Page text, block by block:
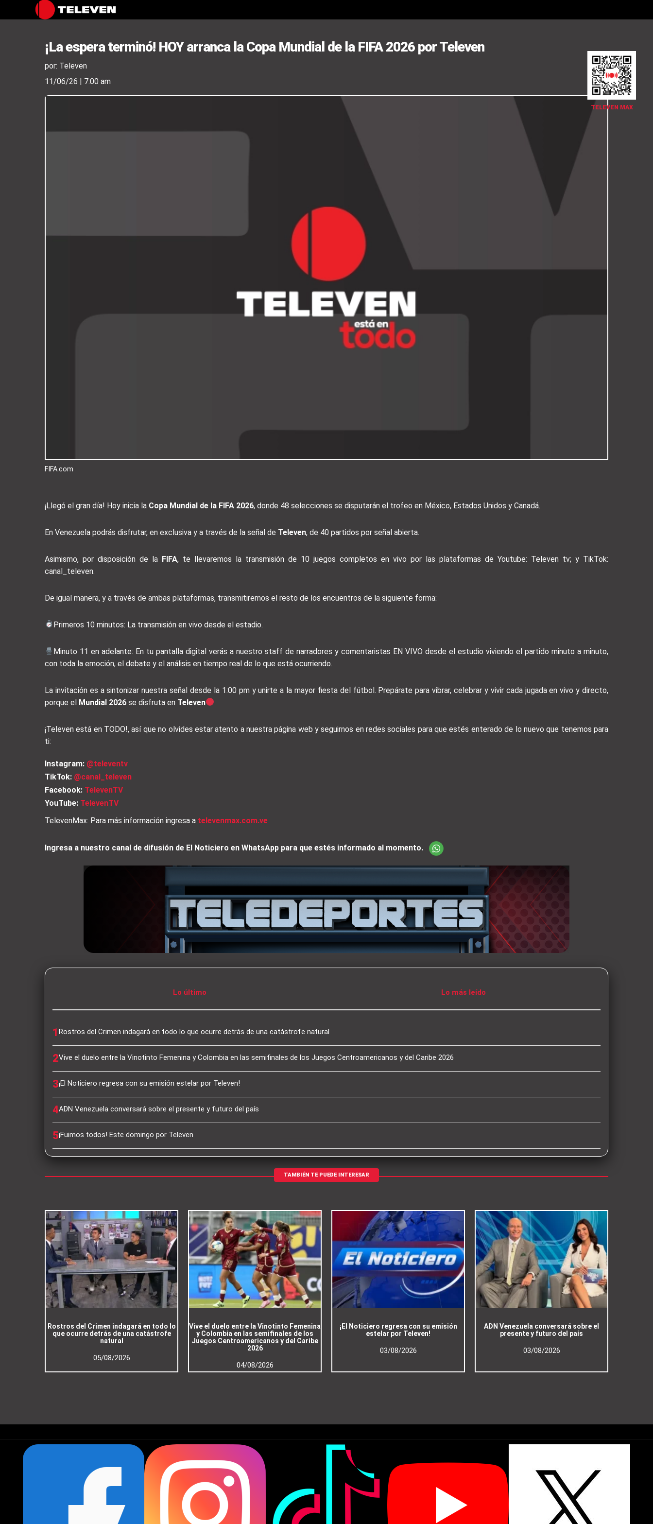
TELEVEN MAX
¡La espera terminó! HOY arranca la Copa Mundial de la FIFA 2026 por Televen
por: Televen
11/06/26 | 7:00 am
FIFA.com
¡Llegó el gran día! Hoy inicia la Copa Mundial de la FIFA 2026, donde 48 selecciones se disputarán el trofeo en México, Estados Unidos y Canadá.
En Venezuela podrás disfrutar, en exclusiva y a través de la señal de Televen, de 40 partidos por señal abierta.
Asimismo, por disposición de la FIFA, te llevaremos la transmisión de 10 juegos completos en vivo por las plataformas de Youtube: Televen tv; y TikTok:
canal_televen.
De igual manera, y a través de ambas plataformas, transmitiremos el resto de los encuentros de la siguiente forma:
Primeros 10 minutos: La transmisión en vivo desde el estadio.
Minuto 11 en adelante: En tu pantalla digital verás a nuestro staff de narradores y comentaristas EN VIVO desde el estudio viviendo el partido minuto a minuto,
con toda la emoción, el debate y el análisis en tiempo real de lo que está ocurriendo.
La invitación es a sintonizar nuestra señal desde la 1:00 pm y unirte a la mayor fiesta del fútbol. Prepárate para vibrar, celebrar y vivir cada jugada en vivo y directo,
porque el Mundial 2026 se disfruta en Televen
¡Televen está en TODO!, así que no olvides estar atento a nuestra página web y seguirnos en redes sociales para que estés enterado de lo nuevo que tenemos para
ti:
Instagram: @televentv
TikTok: @canal_televen
Facebook: TelevenTV
YouTube: TelevenTV
TelevenMax: Para más información ingresa a televenmax.com.ve
Ingresa a nuestro canal de difusión de El Noticiero en WhatsApp para que estés informado al momento.
Lo último Lo más leído
1 Rostros del Crimen indagará en todo lo que ocurre detrás de una catástrofe natural
2Vive el duelo entre la Vinotinto Femenina y Colombia en las semifinales de los Juegos Centroamericanos y del Caribe 2026
3¡El Noticiero regresa con su emisión estelar por Televen!
4ADN Venezuela conversará sobre el presente y futuro del país
5¡Fuimos todos! Este domingo por Televen
TAMBIÉN TE PUEDE INTERESAR
Rostros del Crimen indagará en todo lo
que ocurre detrás de una catástrofe
natural
05/08/2026
Vive el duelo entre la Vinotinto Femenina
y Colombia en las semifinales de los
Juegos Centroamericanos y del Caribe
2026
04/08/2026
¡El Noticiero regresa con su emisión
estelar por Televen!
03/08/2026
ADN Venezuela conversará sobre el
presente y futuro del país
03/08/2026